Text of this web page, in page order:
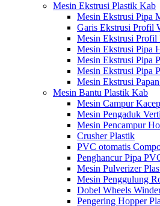
Mesin Ekstrusi Plastik Kab
Mesin Ekstrusi Pipa
Garis Ekstrusi Profil
Mesin Ekstrusi Profil
Mesin Ekstrusi Pipa
Mesin Ekstrusi Pipa
Mesin Ekstrusi Pipa
Mesin Ekstrusi
Mesin Bantu Plastik Kab
Mesin Campur
Mesin Pengaduk
Mesin Pencampur
Crusher Plastik
PVC otomatis
Penghancur Pipa
Mesin Pulverizer
Mesin Penggulung
Dobel Wheels
Pengering Hopper